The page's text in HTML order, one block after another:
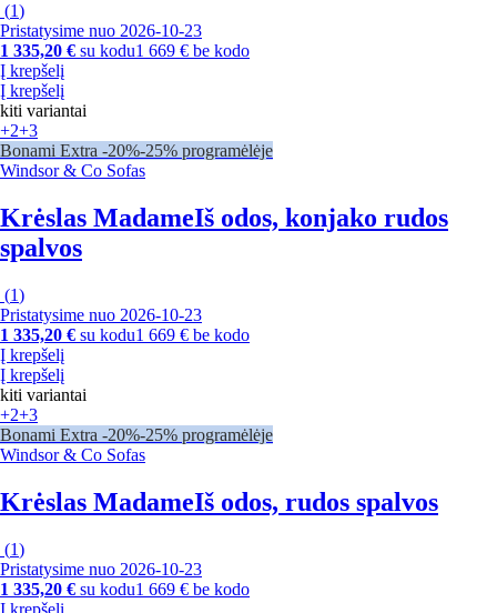
(1)
Pristatysime nuo 2026‑10‑23
1 335,20 € su kodu1 669 € be kodo
Į krepšelį
Į krepšelį
kiti variantai
+2+3
Bonami Extra -20%-25% programėlėje
Windsor & Co Sofas
Krėslas MadameIš odos, konjako rudos
spalvos
(1)
Pristatysime nuo 2026‑10‑23
1 335,20 € su kodu1 669 € be kodo
Į krepšelį
Į krepšelį
kiti variantai
+2+3
Bonami Extra -20%-25% programėlėje
Windsor & Co Sofas
Krėslas MadameIš odos, rudos spalvos
(1)
Pristatysime nuo 2026‑10‑23
1 335,20 € su kodu1 669 € be kodo
Į krepšelį